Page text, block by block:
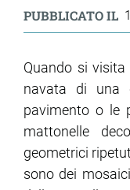
PUBBLICATO IL
Quando si
navata di una
pavimento o le
mattonelle
geometrici
sono dei